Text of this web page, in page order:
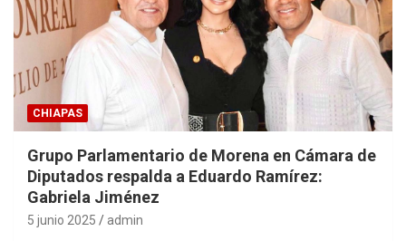
CHIAPAS
Grupo Parlamentario de Morena en Cámara de
Diputados respalda a Eduardo Ramírez:
Gabriela Jiménez
5 junio 2025 admin